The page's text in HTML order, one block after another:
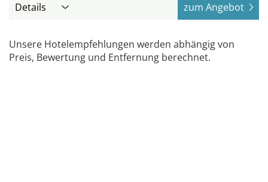
Details zum Angebot
Unsere Hotelempfehlungen werden abhängig von
Preis, Bewertung und Entfernung berechnet.